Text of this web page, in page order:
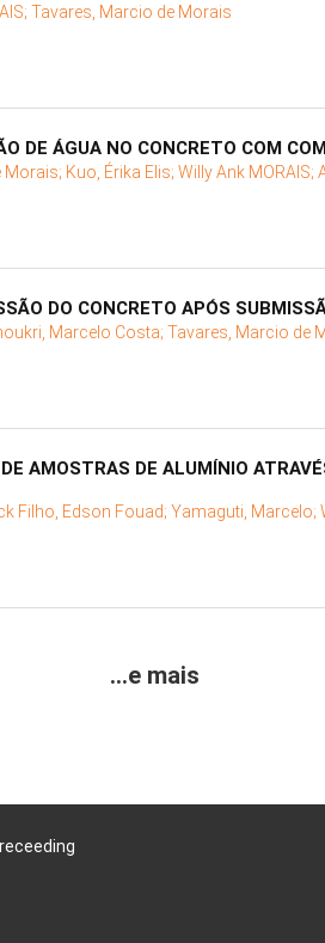
Tavares, Marcio de Morais
DE ÁGUA NO CONCRETO COM
Morais; Kuo, Érika Elis; Willy Ank MORAIS;
DO CONCRETO APÓS
Marcelo Costa; Tavares, Marcio de
AMOSTRAS DE ALUMÍNIO
Filho, Edson Fouad; Yamaguti, Marcelo;
...e mais